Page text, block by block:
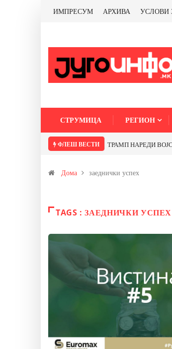
ИМПРЕСУМ АРХИВА УСЛОВИ
СТРУМИЦА РЕГИОН
ФЛЕШ ВЕСТИ ТРАМП НАРЕДИ
Дома заеднички успех
TAGS : ЗАЕДНИЧКИ УСПЕХ